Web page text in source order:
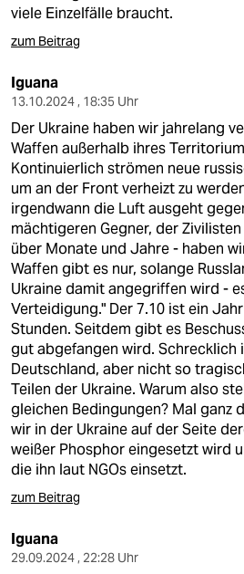
viele Einzelfälle braucht.
zum Beitrag
Iguana
13.10.2024 , 18:35 Uhr
Der Ukraine haben wir jahrelang
Waffen außerhalb ihres
Kontinuierlich strömen neue
um an der Front verheizt zu
irgendwann die Luft ausgeht
mächtigeren Gegner, der
über Monate und Jahre - haben
Waffen gibt es nur, solange
Ukraine damit angegriffen wird -
Verteidigung." Der 7.10 ist ein
Stunden. Seitdem gibt es
gut abgefangen wird. Schrecklich
Deutschland, aber nicht so
Teilen der Ukraine. Warum also
gleichen Bedingungen? Mal ganz
wir in der Ukraine auf der Seite
weißer Phosphor eingesetzt wird
die ihn laut NGOs einsetzt.
zum Beitrag
Iguana
29.09.2024 , 22:28 Uhr